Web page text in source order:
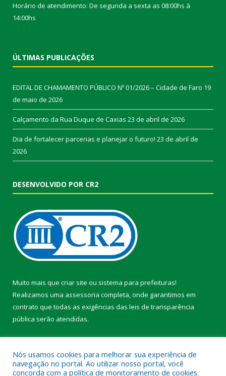
Horário de atendimento: De segunda a sexta as 08:00hs à
14:00hs
ÚLTIMAS PUBLICAÇÕES
EDITAL DE CHAMAMENTO PÚBLICO Nº 01/2026 – Cidade de Faro 19
de maio de 2026
Calçamento da Rua Duque de Caxias 23 de abril de 2026
Dia de fortalecer parcerias e planejar o futuro! 23 de abril de
2026
DESENVOLVIDO POR CR2
Muito mais que criar site ou sistema para prefeituras!
Realizamos uma assessoria completa, onde garantimos em
contrato que todas as exigências das leis de transparência
pública serão atendidas.
Nós usamos cookies para melhorar sua experiência de
navegação no portal. Ao utilizar nosso portal, você
concorda com a política de monitoramento de cookies.